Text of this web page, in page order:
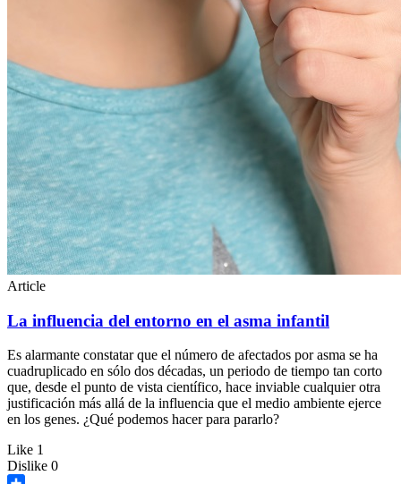
Article
La influencia del entorno en el asma infantil
Es alarmante constatar que el número de afectados por asma se ha
cuadruplicado en sólo dos décadas, un periodo de tiempo tan corto
que, desde el punto de vista científico, hace inviable cualquier otra
justificación más allá de la influencia que el medio ambiente ejerce
en los genes. ¿Qué podemos hacer para pararlo?
Like 1
Dislike 0